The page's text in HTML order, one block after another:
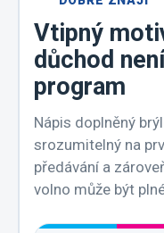
Vtipný
důchod
program
Nápis doplněný
srozumitelný na
předávání a
volno může být